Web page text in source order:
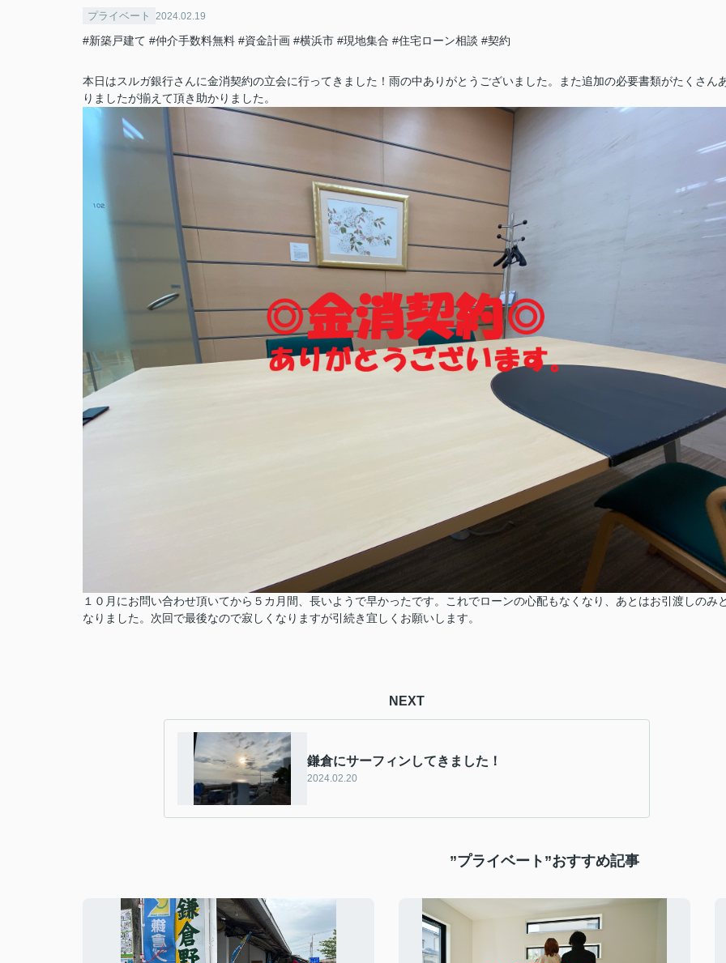
プライベート 2024.02.19
#新築戸建て #仲介手数料無料 #資金計画 #横浜市 #現地集合 #住宅ローン相談 #契約
本日はスルガ銀行さんに金消契約の立会に行ってきました！雨の中ありがとうございました。また追加の必要書類がたくさん
りましたが揃えて頂き助かりました。
１０月にお問い合わせ頂いてから５カ月間、長いようで早かったです。これでローンの心配もなくなり、あとはお引渡しのみ
なりました。次回で最後なので寂しくなりますが引続き宜しくお願いします。
NEXT
鎌倉にサーフィンしてきました！
2024.02.20
”プライベート”おすすめ記事